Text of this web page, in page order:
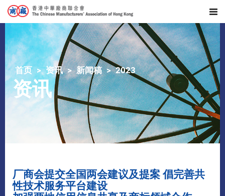
首页 资讯 新闻稿 2023
资讯
​厂商会提交全国两会建议及提案 倡完善共
性技术服务平台建设